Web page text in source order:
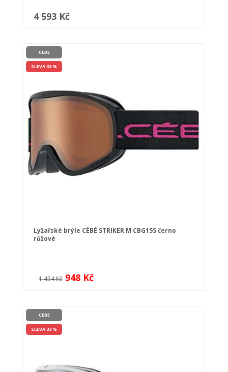
4 593 Kč
CEBE
SLEVA 33 %
Lyžařské brýle CÉBÉ STRIKER M CBG155 černo
růžové
1 434 Kč 948 Kč
CEBE
SLEVA 33 %